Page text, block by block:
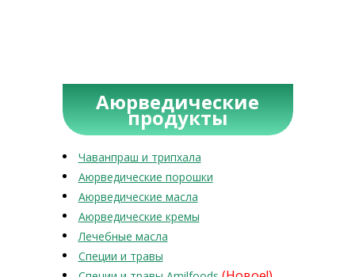
Аюрведические
продукты
Чаванпраш и трипхала
Аюрведические порошки
Аюрведические масла
Аюрведические кремы
Лечебные масла
Специи и травы